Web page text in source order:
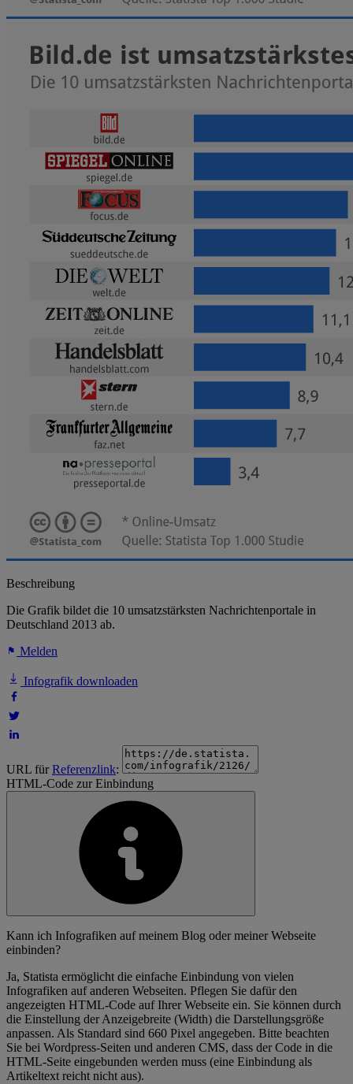
Beschreibung
Die Grafik bildet die 10 umsatzstärksten Nachrichtenportale in
Deutschland 2013 ab.
Melden
Infografik downloaden
URL fürReferenzlink:
HTML-Code zur Einbindung
Kann ich Infografiken auf meinem Blog oder meiner Webseite
einbinden?
Ja, Statista ermöglicht die einfache Einbindung von vielen
Infografiken auf anderen Webseiten. Pflegen Sie dafür den
angezeigten HTML-Code auf Ihrer Webseite ein. Sie können durch
die Einstellung der Anzeigebreite (Width) die Darstellungsgröße
anpassen. Als Standard sind 660 Pixel angegeben. Bitte beachten
Sie bei Wordpress-Seiten und anderen CMS, dass der Code in die
HTML-Seite eingebunden werden muss (eine Einbindung als
Artikeltext reicht nicht aus).